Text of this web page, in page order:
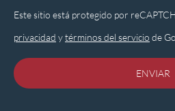
Este sitio está protegido por
privacidad ytérminos del servicio de
ENVIAR